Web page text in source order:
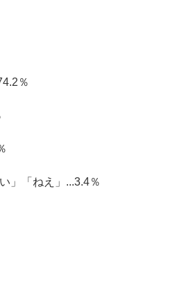
％
」「ねえ」...3.4％